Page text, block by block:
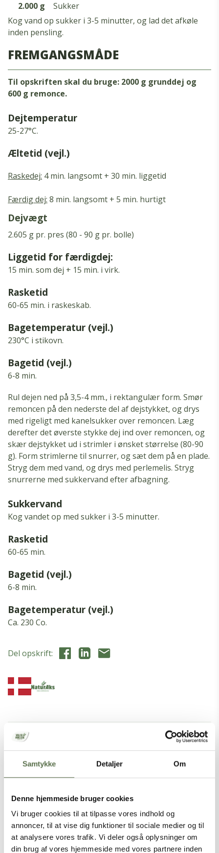
Samtykke Detaljer Om
Denne hjemmeside bruger cookies
Vi bruger cookies til at tilpasse vores indhold og
annoncer, til at vise dig funktioner til sociale medier og til
at analysere vores trafik. Vi deler også oplysninger om
din brug af vores hjemmeside med vores partnere inden
2.000 g
Sukker
Kog vand op sukker i 3-5 minutter, og lad det afkøle
inden pensling.
FREMGANGSMÅDE
Til opskriften skal du bruge: 2000 g grunddej og
600 g remonce.
Dejtemperatur
25-27°C.
Æltetid (vejl.)
Raskedej: 4 min. langsomt + 30 min. liggetid
Færdig dej: 8 min. langsomt + 5 min. hurtigt
Dejvægt
2.605 g pr. pres (80 - 90 g pr. bolle)
Liggetid for færdigdej:
15 min. som dej + 15 min. i virk.
Rasketid
60-65 min. i raskeskab.
Bagetemperatur (vejl.)
230°C i stikovn.
Bagetid (vejl.)
6-8 min.
Rul dejen ned på 3,5-4 mm., i rektangulær form. Smør
remoncen på den nederste del af dejstykket, og drys
med rigeligt med kanelsukker over remoncen. Læg
derefter det øverste stykke dej ind over remoncen, og
skær dejstykket ud i strimler i ønsket størrelse (80-90
g). Form strimlerne til snurrer, og sæt dem på en plade.
Stryg dem med vand, og drys med perlemelis. Stryg
snurrerne med sukkervand efter afbagning.
Sukkervand
Kog vandet op med sukker i 3-5 minutter.
Rasketid
60-65 min.
Bagetid (vejl.)
6-8 min.
Bagetemperatur (vejl.)
Ca. 230 Co.
Del opskrift:
VAREDEKLARATION